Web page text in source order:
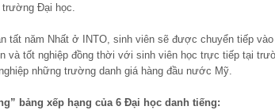
Đại học.
tất năm Nhất ở INTO, sinh viên sẽ được chuyển tiếp
và tốt nghiệp đồng thời với sinh viên học trực tiếp tại
những trường danh giá hàng đầu nước Mỹ.
bảng xếp hạng của 6 Đại học danh tiếng: